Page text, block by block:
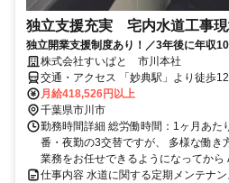
独立支援充実 宅内水道工事現
独立開業支援制度あり！／3年後に年収
株式会社すいぱと 市川本社
交通・アクセス 「妙典駅」より徒歩
月給418,526円以上
千葉県市川市
勤務時間詳細 総労働時間：1ヶ月あた
番・夜勤の3交替ですが、 多様な働
業務をお任せできるようになってから
仕事内容 水道に関する定期メンテナ